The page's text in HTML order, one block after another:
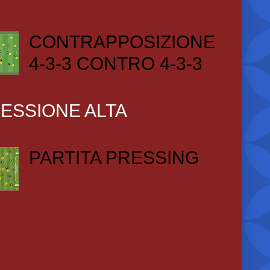
CONTRAPPOSIZIONE
4-3-3 CONTRO 4-3-3
ALTA
PARTITA PRESSING